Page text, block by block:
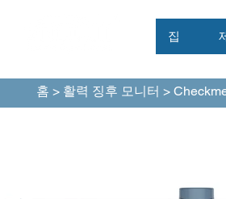
집
홈 > 활력 징후 모니터 >